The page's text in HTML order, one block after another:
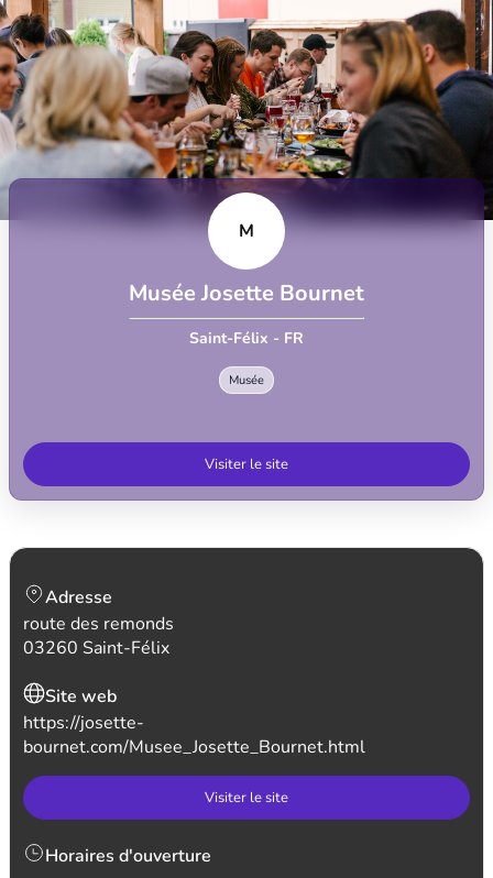
M
Musée Josette Bournet
Saint-Félix - FR
Musée
Visiter le site
Adresse
route des remonds
03260 Saint-Félix
Site web
https://josette-
bournet.com/Musee_Josette_Bournet.html
Visiter le site
Horaires d'ouverture